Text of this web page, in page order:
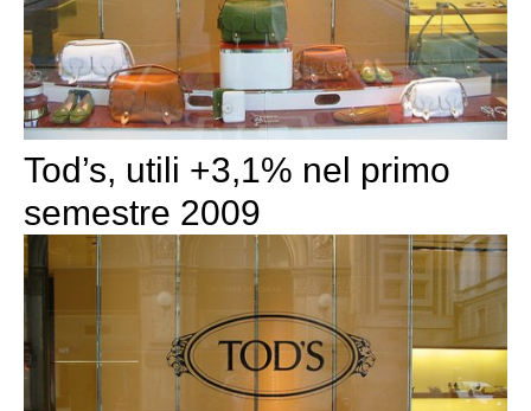
Tod’s, utili +3,1% nel primo
semestre 2009